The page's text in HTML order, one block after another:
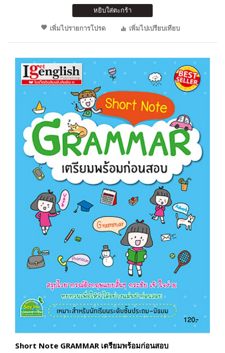
หยิบใส่ตะกร้า
เพิ่มไปรายการโปรด
เพิ่มไปเปรียบเทียบ
Short Note GRAMMAR เตรียมพร้อมก่อนสอบ